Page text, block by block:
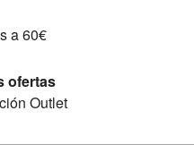
a 60€
ofertas
Outlet